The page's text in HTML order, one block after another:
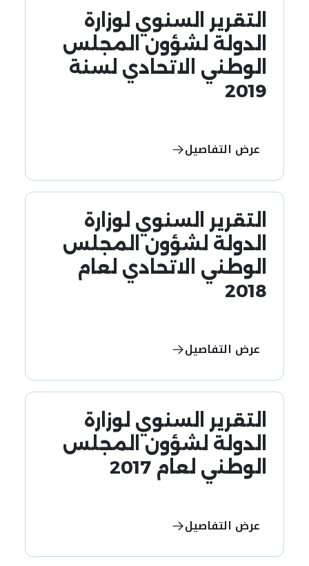
التقرير السنوي لوزارة
الدولة لشؤون المجلس
الوطني الاتحادي لسنة
2019
عرض التفاصيل
التقرير السنوي لوزارة
الدولة لشؤون المجلس
الوطني الاتحادي لعام
2018
عرض التفاصيل
التقرير السنوي لوزارة
الدولة لشؤون المجلس
الوطني لعام 2017
عرض التفاصيل